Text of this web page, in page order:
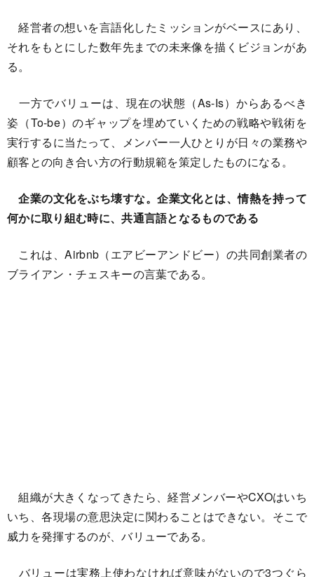
経営者の想いを言語化したミッションがベースにあり、
それをもとにした数年先までの未来像を描くビジョンがあ
る。
一方でバリューは、現在の状態（As-Is）からあるべき
姿（To-be）のギャップを埋めていくための戦略や戦術を
実行するに当たって、メンバー一人ひとりが日々の業務や
顧客との向き合い方の行動規範を策定したものになる。
企業の文化をぶち壊すな。企業文化とは、情熱を持って
何かに取り組む時に、共通言語となるものである
これは、Airbnb（エアビーアンドビー）の共同創業者の
ブライアン・チェスキーの言葉である。
組織が大きくなってきたら、経営メンバーやCXOはいち
いち、各現場の意思決定に関わることはできない。そこで
威力を発揮するのが、バリューである。
バリューは実務上使わなければ意味がないので3つぐら